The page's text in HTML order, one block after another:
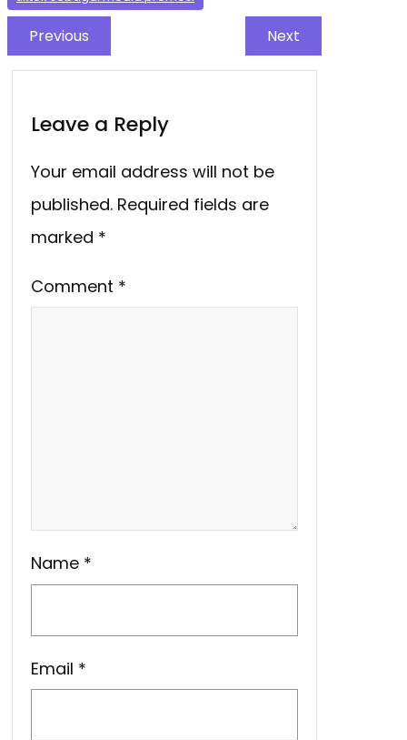
Previous Next
Leave a Reply
Your email address will not be
published. Required fields are
marked *
Comment *
Name *
Email *